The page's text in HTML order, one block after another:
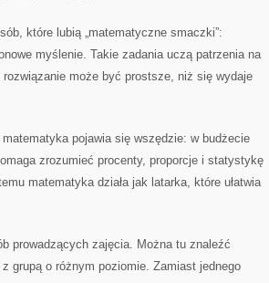
które lubią „matematyczne smaczki”:
myślenie. Takie zadania uczą patrzenia na
może być prostsze, niż się wydaje
pojawia się wszędzie: w budżecie
zrozumieć procenty, proporcje i statystykę
matematyka działa jak latarka, które ułatwia
prowadzących zajęcia. Można tu znaleźć
grupą o różnym poziomie. Zamiast jednego